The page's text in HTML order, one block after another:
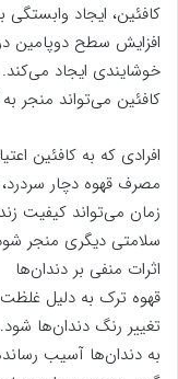
کافئین، ایجاد
افزایش سطح دوپامین
خوشایندی ایجاد
کافئین می‌تواند منجر
افرادی که به کافئین
مصرف قهوه دچار
زمان می‌تواند کیفیت
سلامتی دیگری منجر
اثرات منفی بر دندان‌ها
قهوه ترک به دلیل
تغییر رنگ دندان‌ها
به دندان‌ها آسیب